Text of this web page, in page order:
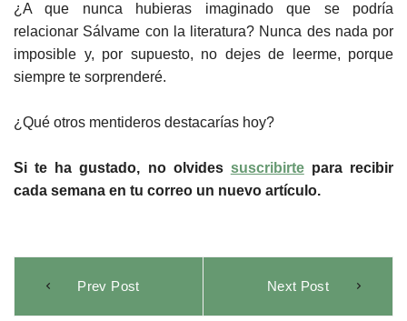
¿A que nunca hubieras imaginado que se podría
relacionar Sálvame con la literatura? Nunca des nada por
imposible y, por supuesto, no dejes de leerme, porque
siempre te sorprenderé.
¿Qué otros mentideros destacarías hoy?
Si te ha gustado, no olvides suscribirtepara recibir
cada semana en tu correo un nuevo artículo.
Prev Post Next Post